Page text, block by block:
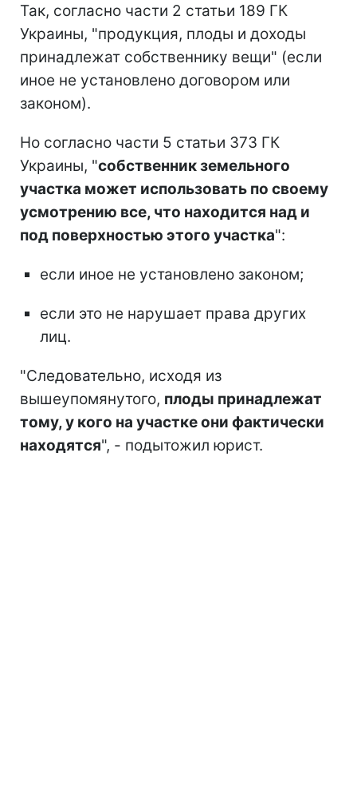
Так, согласно части 2 статьи 189 ГК
Украины, "продукция, плоды и доходы
принадлежат собственнику вещи" (если
иное не установлено договором или
законом).
Но согласно части 5 статьи 373 ГК
Украины, "собственник земельного
участка может использовать по своему
усмотрению все, что находится над и
под поверхностью этого участка":
если иное не установлено законом;
если это не нарушает права других
лиц.
"Следовательно, исходя из
вышеупомянутого, плоды принадлежат
тому, у кого на участке они фактически
находятся", - подытожил юрист.